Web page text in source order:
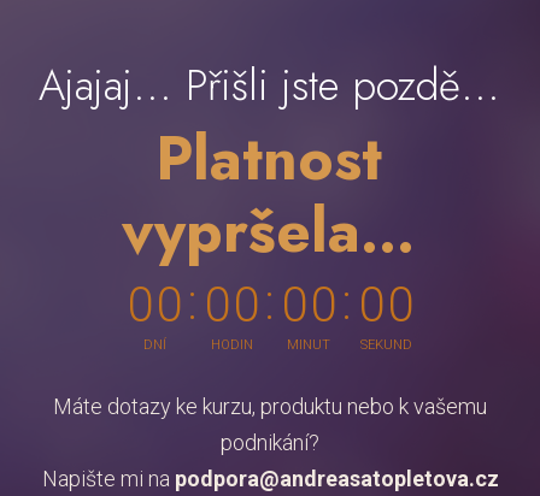
Ajajaj... Přišli jste pozdě...
Platnost
vypršela...
00
DNÍ
00
HODIN
00
MINUT
00
SEKUND
Máte dotazy ke kurzu, produktu nebo k vašemu
podnikání?
Napište mi na podpora@andreasatopletova.cz